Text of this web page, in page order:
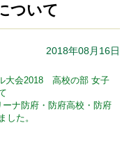
ついて
2018年08月16日
大会2018 高校の部 女子
ナ防府・防府高校・防府
した。